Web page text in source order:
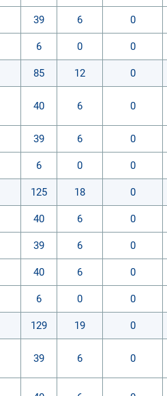
39 6 0
6 0 0
85 12 0
40 6 0
39 6 0
6 0 0
125 18 0
40 6 0
39 6 0
40 6 0
6 0 0
129 19 0
39 6 0